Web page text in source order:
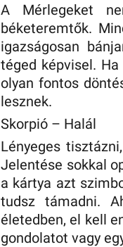
A Mérlegeket
béketeremtők.
igazságosan
téged képvisel.
olyan fontos
lesznek.
Skorpió – Halál
Lényeges
Jelentése sokkal
a kártya azt
tudsz támadni.
életedben, el kell
gondolatot vagy